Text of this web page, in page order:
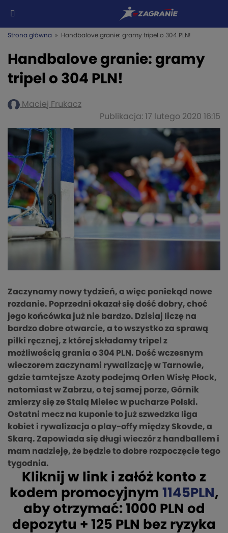
Strona główna » Handbalove granie: gramy tripel o 304 PLN!
Handbalove granie: gramy
tripel o 304 PLN!
Maciej Frukacz
Publikacja: 17 lutego 2020 16:15
Zaczynamy nowy tydzień, a więc poniekąd nowe
rozdanie. Poprzedni okazał się dość dobry, choć
jego końcówka już nie bardzo. Dzisiaj liczę na
bardzo dobre otwarcie, a to wszystko za sprawą
piłki ręcznej, z której składamy tripel z
możliwością grania o 304 PLN. Dość wczesnym
wieczorem zaczynami rywalizację w Tarnowie,
gdzie tamtejsze Azoty podejmą Orlen Wisłę Płock,
natomiast w Zabrzu, o tej samej porze, Górnik
zmierzy się ze Stalą Mielec w pucharze Polski.
Ostatni mecz na kuponie to już szwedzka liga
kobiet i rywalizacja o play-offy między Skovde, a
Skarą. Zapowiada się długi wieczór z handballem i
mam nadzieję, że będzie to dobre rozpoczęcie tego
tygodnia.
Kliknij w link i załóż konto z
kodem promocyjnym 1145PLN ,
aby otrzymać: 1000 PLN od
depozytu + 125 PLN bez ryzyka